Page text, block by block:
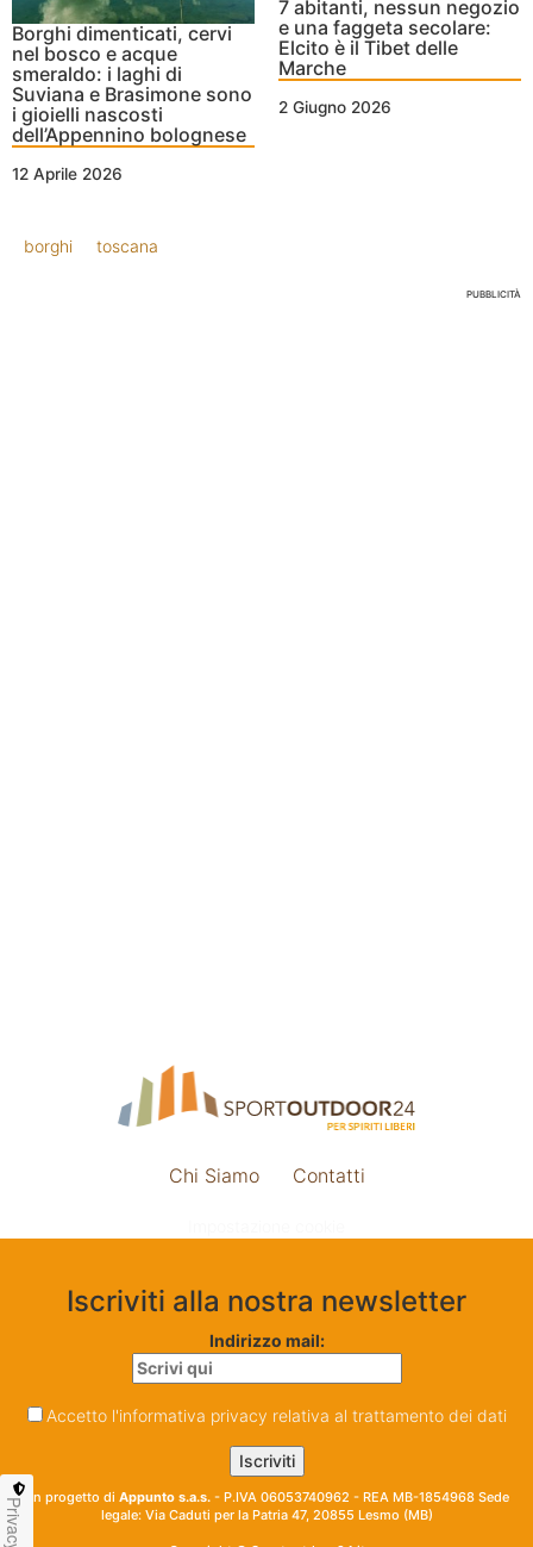
Borghi dimenticati, cervi
nel bosco e acque
smeraldo: i laghi di
Suviana e Brasimone sono
i gioielli nascosti
dell’Appennino bolognese
12 Aprile 2026
7 abitanti, nessun negozio
e una faggeta secolare:
Elcito è il Tibet delle
Marche
2 Giugno 2026
borghi toscana
PUBBLICITÀ
Chi Siamo Contatti
Iscriviti alla nostra newsletter
Indirizzo mail:
Accetto l'informativa privacy relativa al trattamento dei dati
Un progetto di Appunto s.a.s. - P.IVA 06053740962 - REA MB-1854968 Sede
legale: Via Caduti per la Patria 47, 20855 Lesmo (MB)
Privacy